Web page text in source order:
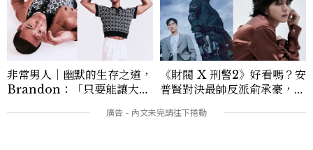
非常男人｜幽默的生存之道，
Brandon：「只要能讓大家
讓敵人成為朋友。」
《財閥 X 刑警2》好看嗎？安
普賢對決最帥反派俞承豪，鄭
卡，用錢輾壓罪犯的陳利手回